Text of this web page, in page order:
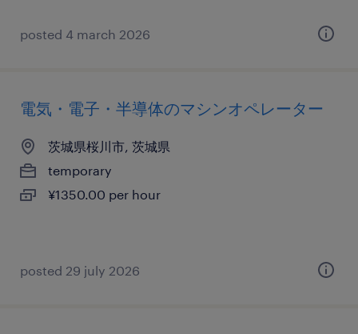
posted 4 march 2026
電気・電子・半導体のマシンオペレーター
茨城県桜川市, 茨城県
temporary
¥1350.00 per hour
posted 29 july 2026